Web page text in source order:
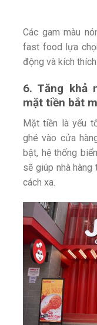
Các gam màu
fast food lựa
động và kích
6. Tăng khả
mặt tiền bắt
Mặt tiền là yếu
ghé vào cửa
bật, hệ thống
sẽ giúp nhà
cách xa.